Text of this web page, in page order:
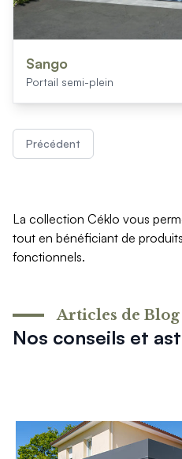
Sango
Portail semi-plein
Précédent
La collection Céklo vous
tout en bénéficiant de
fonctionnels.
Nos conseils et
Articles de Blog